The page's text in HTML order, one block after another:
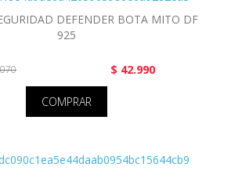
DEFENDER BOTA MITO DF
925
$ 42.990
COMPRAR